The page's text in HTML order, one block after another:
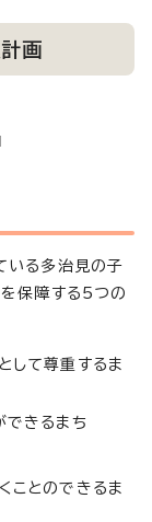
画
いる多治見の子
保障する5つの
して尊重するま
できるまち
ことのできるま